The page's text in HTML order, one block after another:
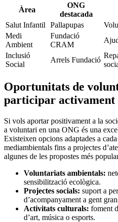
Àrea
ONG
destacada
Salut Infantil
Pallapupas
Medi
⁤Ambient
Fundació
CRAM
Inclusió
Social
Arrels ‌Fundació
Oportunitats de
participar activament
Si vols aportar positivament a la
⁣a voluntari en una ONG és una
⁢Existeixen opcions adaptades a
mediambientals fins a projectes
algunes de ‍les propostes‍ més
Voluntariats ambientals:
sensibilització ecològica.
Projectes socials: ‍suport a
d’acompanyament ⁣a gent
Activitats culturals: foment
d’art, música ⁣o esports.